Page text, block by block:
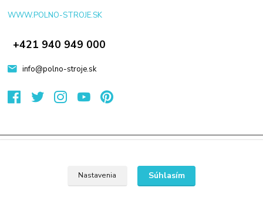
WWW.POLNO-STROJE.SK
+421 940 949 000
info@polno-stroje.sk
Eshop-rychlo.sk
Nastavenia
Súhlasím